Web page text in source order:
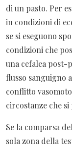
di un pasto. Per
in condizioni di
se si eseguono
condizioni che
una cefalea
flusso sanguigno
conflitto
circostanze che
Se la comparsa
sola zona della